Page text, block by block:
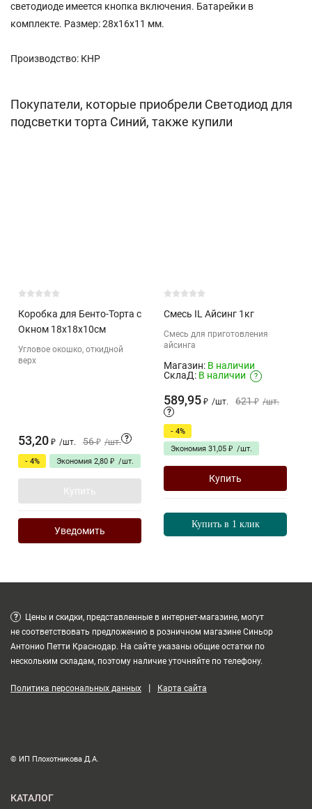
светодиоде имеется кнопка включения. Батарейки в
комплекте. Размер: 28х16х11 мм.
Производство: КНР
Покупатели, которые приобрели Светодиод для
подсветки торта Синий, также купили
Коробка для Бенто-Торта с
Окном 18х18х10см
Угловое окошко, откидной
верх
53,20 ₽ /шт. 56 ₽ /шт. ?
- 4% Экономия 2,80 ₽ /шт.
Купить
Уведомить
Смесь IL Айсинг 1кг
Смесь для приготовления
айсинга
Магазин: В наличии
СклаД: В наличии ?
589,95 ₽ /шт. 621 ₽ /шт.
?
- 4%
Экономия 31,05 ₽ /шт.
Купить
Купить в 1 клик
?
Цены и скидки, представленные в интернет-магазине, могут
не соответствовать предложению в розничном магазине Синьор
Антонио Петти Краснодар. На сайте указаны общие остатки по
нескольким складам, поэтому наличие уточняйте по телефону.
Политика персональных данных | Карта сайта
© ИП Плохотникова Д.А.
КАТАЛОГ